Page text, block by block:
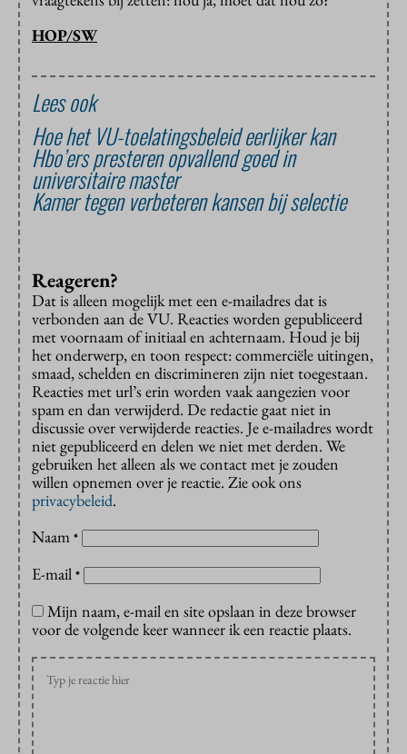
HOP/SW
Lees ook
Hoe het VU-toelatingsbeleid eerlijker kan
Hbo’ers presteren opvallend goed in
universitaire master
Kamer tegen verbeteren kansen bij selectie
Reageren?
Dat is alleen mogelijk met een e-mailadres dat is
verbonden aan de VU. Reacties worden gepubliceerd
met voornaam of initiaal en achternaam. Houd je bij
het onderwerp, en toon respect: commerciële uitingen,
smaad, schelden en discrimineren zijn niet toegestaan.
Reacties met url’s erin worden vaak aangezien voor
spam en dan verwijderd. De redactie gaat niet in
discussie over verwijderde reacties. Je e-mailadres wordt
niet gepubliceerd en delen we niet met derden. We
gebruiken het alleen als we contact met je zouden
willen opnemen over je reactie. Zie ook ons
privacybeleid.
Naam *
E-mail *
Mijn naam, e-mail en site opslaan in deze browser
voor de volgende keer wanneer ik een reactie plaats.